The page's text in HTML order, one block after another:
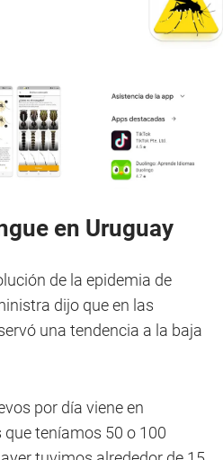
en Uruguay
de la epidemia de
dijo que en las
una tendencia a la baja
por día viene en
teníamos 50 o 100